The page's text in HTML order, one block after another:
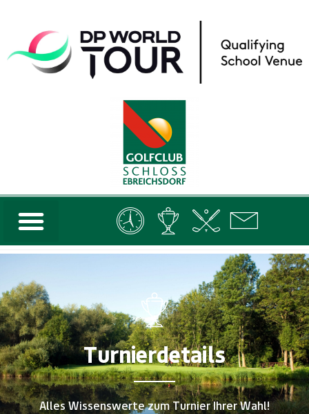
Turnierdetails
Alles Wissenswerte zum Turnier Ihrer Wahl!